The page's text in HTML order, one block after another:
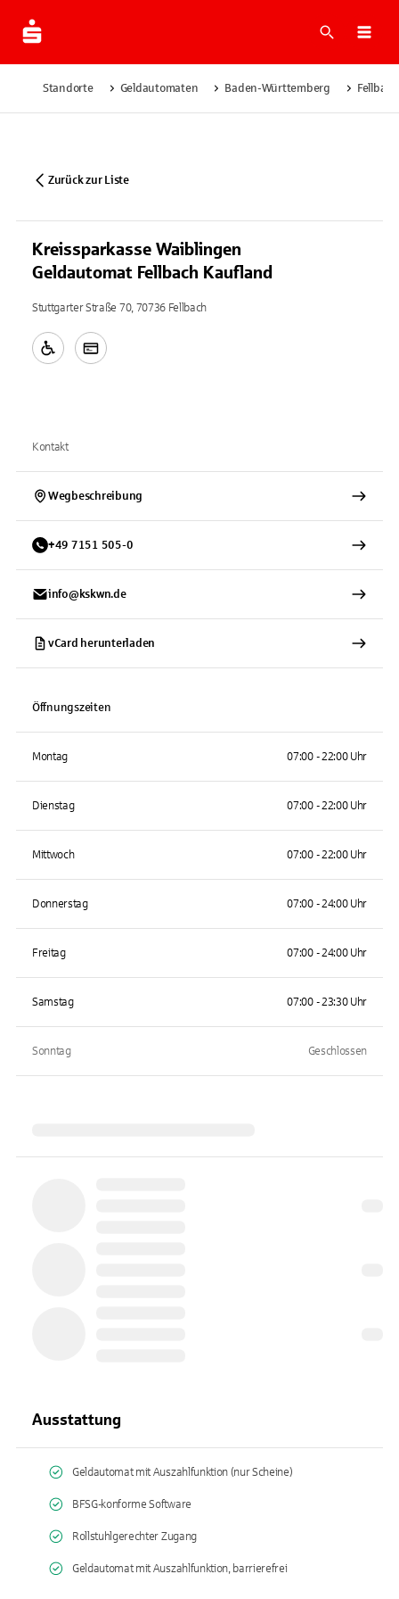
Suche
Standorte Geldautomaten Baden-Württemberg Fellbach
Zurück zur Liste
Kreissparkasse Waiblingen
Geldautomat Fellbach Kaufland
Stuttgarter Straße 70, 70736 Fellbach
Kontakt
Wegbeschreibung
+49 7151 505-0
info@kskwn.de
vCard herunterladen
Öffnungszeiten
Montag 07:00 - 22:00 Uhr
Dienstag 07:00 - 22:00 Uhr
Mittwoch 07:00 - 22:00 Uhr
Donnerstag 07:00 - 24:00 Uhr
Freitag 07:00 - 24:00 Uhr
Samstag 07:00 - 23:30 Uhr
Sonntag Geschlossen
Ausstattung
Geldautomat mit Auszahlfunktion (nur Scheine)
BFSG-konforme Software
Rollstuhlgerechter Zugang
Geldautomat mit Auszahlfunktion, barrierefrei